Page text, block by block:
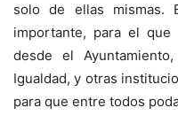
solo de ellas mismas.
importante, para el que
desde el
Igualdad, y otras
para que entre todos